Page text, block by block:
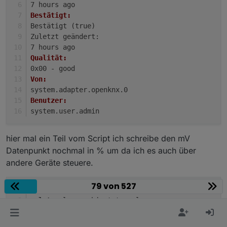
PH schaltet zu.
Grüße und Danke im Voraus
Sollwert schreiben.
Modul (ChemControl) dafür bauen,
das diese Werte auswertet und die Drehzahl
entsprechend anpasst.
7 hours ago
Bestätigt:
Bestätigt (true)
Zuletzt geändert:
7 hours ago
Qualität:
0x00 - good
Von:
system.adapter.openknx.0
Benutzer:
system.user.admin
hier mal ein Teil vom Script ich schreibe den mV
Datenpunkt nochmal in % um da ich es auch über
andere Geräte steuere.
concat ([
let
value = obj. state val
79 von 527